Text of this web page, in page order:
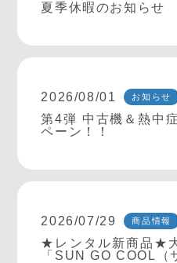
夏季休暇のお知らせ
2026/08/01 お知らせ
第4弾 中古機＆熱中
ペーン！！
2026/07/29 商品情報
★レンタル新商品★
「SUN GO COOL（